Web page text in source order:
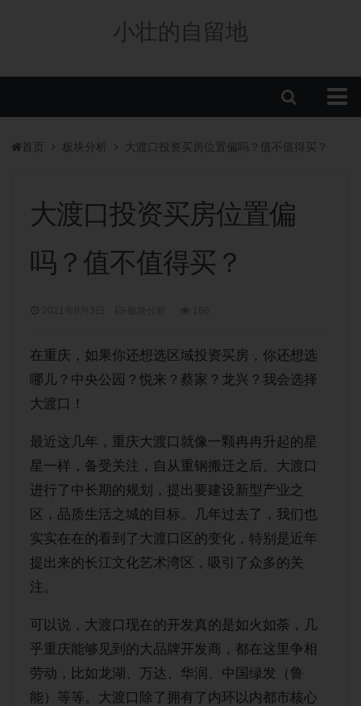
小壮的自留地
房贷政策
重庆楼盘
购房经验
首页 板块分析 大渡口投资买房位置偏吗？值不值得买？
大渡口投资买房位置偏
吗？值不值得买？
在重庆，如果你还想选区域投资买房，你还想选
哪儿？中央公园？悦来？蔡家？龙兴？我会选择
大渡口！
最近这几年，重庆大渡口就像一颗冉冉升起的星
星一样，备受关注，自从重钢搬迁之后。大渡口
进行了中长期的规划，提出要建设新型产业之
区，品质生活之城的目标。几年过去了，我们也
实实在在的看到了大渡口区的变化，特别是近年
提出来的长江文化艺术湾区，吸引了众多的关
注。
可以说，大渡口现在的开发真的是如火如荼，几
乎重庆能够见到的大品牌开发商，都在这里争相
劳动，比如龙湖、万达、华润、中国绿发（鲁
能）等等。大渡口除了拥有了内环以内都市核心